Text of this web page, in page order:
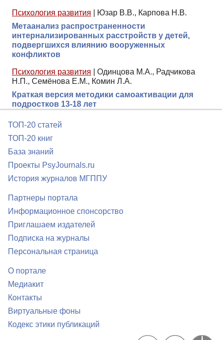
Психология развития
Юзар В.В., Карпова Н.В.
Метаанализ распространенности
интернализированных расстройств у детей,
подвергшихся влиянию вооруженных
конфликтов
Психология развития
Одинцова М.А., Радчикова
Н.П., Семёнова Е.М., Комин Л.А.
Краткая версия методики самоактивации для
подростков 13-18 лет
ТОП-20 статей
ТОП-20 книг
База знаний
Проекты PsyJournals.ru
История журналов МГППУ
Партнеры портала
Информационное спонсорство
Приглашаем издателей
Подписка на журналы
Персональная страница
О портале
Медиакит
Контакты
Виртуальные фоны
Кодекс этики публикаций